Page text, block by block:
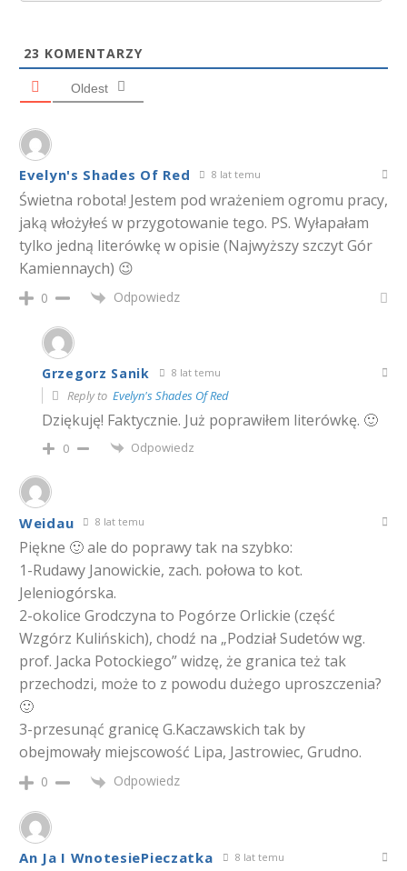
23 KOMENTARZY
Oldest
Evelyn's Shades Of Red 8 lat temu
Świetna robota! Jestem pod wrażeniem ogromu pracy,
jaką włożyłeś w przygotowanie tego. PS. Wyłapałam
tylko jedną literówkę w opisie (Najwyższy szczyt Gór
Kamiennaych) 😉
0 Odpowiedz
Grzegorz Sanik 8 lat temu
Reply to Evelyn's Shades Of Red
Dziękuję! Faktycznie. Już poprawiłem literówkę. 🙂
0 Odpowiedz
Weidau 8 lat temu
Piękne 🙂 ale do poprawy tak na szybko:
1-Rudawy Janowickie, zach. połowa to kot.
Jeleniogórska.
2-okolice Grodczyna to Pogórze Orlickie (część
Wzgórz Kulińskich), chodź na „Podział Sudetów wg.
prof. Jacka Potockiego” widzę, że granica też tak
przechodzi, może to z powodu dużego uproszczenia?
🙂
3-przesunąć granicę G.Kaczawskich tak by
obejmowały miejscowość Lipa, Jastrowiec, Grudno.
0 Odpowiedz
An Ja I WnotesiePieczatka 8 lat temu